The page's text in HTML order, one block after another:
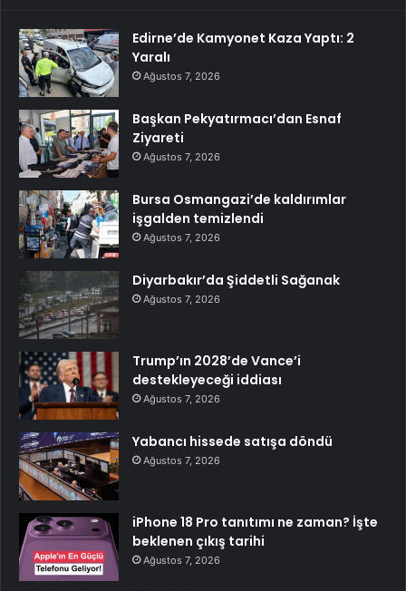
Edirne’de Kamyonet Kaza Yaptı: 2
Yaralı
Ağustos 7, 2026
Başkan Pekyatırmacı’dan Esnaf
Ziyareti
Ağustos 7, 2026
Bursa Osmangazi’de kaldırımlar
işgalden temizlendi
Ağustos 7, 2026
Diyarbakır’da Şiddetli Sağanak
Ağustos 7, 2026
Trump’ın 2028’de Vance’i
destekleyeceği iddiası
Ağustos 7, 2026
Yabancı hissede satışa döndü
Ağustos 7, 2026
iPhone 18 Pro tanıtımı ne zaman? İşte
beklenen çıkış tarihi
Ağustos 7, 2026